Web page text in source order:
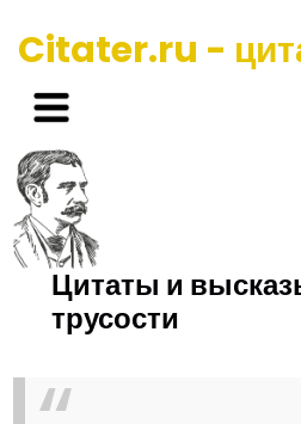
Citater.ru -
Цитаты и
трусости